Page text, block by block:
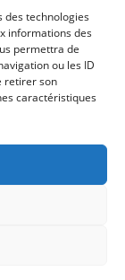
des technologies
informations des
permettra de
ou les ID
retirer son
caractéristiques